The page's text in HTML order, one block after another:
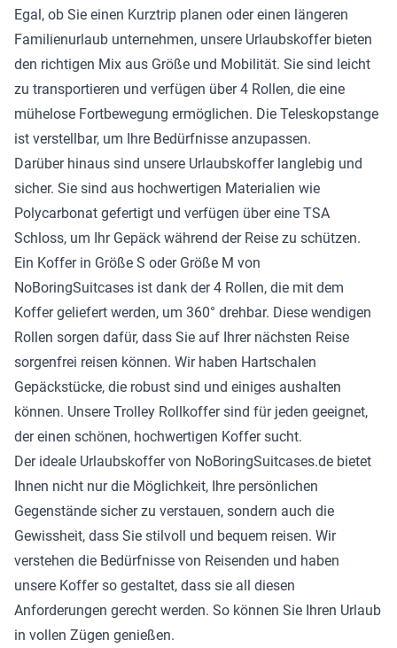
Egal, ob Sie einen Kurztrip planen oder einen längeren
Familienurlaub unternehmen, unsere Urlaubskoffer bieten
den richtigen Mix aus Größe und Mobilität. Sie sind leicht
zu transportieren und verfügen über 4 Rollen, die eine
mühelose Fortbewegung ermöglichen. Die Teleskopstange
ist verstellbar, um Ihre Bedürfnisse anzupassen.
Darüber hinaus sind unsere Urlaubskoffer langlebig und
sicher. Sie sind aus hochwertigen Materialien wie
Polycarbonat gefertigt und verfügen über eine TSA
Schloss, um Ihr Gepäck während der Reise zu schützen.
Ein Koffer in Größe S oder Größe M von
NoBoringSuitcases ist dank der 4 Rollen, die mit dem
Koffer geliefert werden, um 360° drehbar. Diese wendigen
Rollen sorgen dafür, dass Sie auf Ihrer nächsten Reise
sorgenfrei reisen können. Wir haben Hartschalen
Gepäckstücke, die robust sind und einiges aushalten
können. Unsere Trolley Rollkoffer sind für jeden geeignet,
der einen schönen, hochwertigen Koffer sucht.
Der ideale Urlaubskoffer von NoBoringSuitcases.de bietet
Ihnen nicht nur die Möglichkeit, Ihre persönlichen
Gegenstände sicher zu verstauen, sondern auch die
Gewissheit, dass Sie stilvoll und bequem reisen. Wir
verstehen die Bedürfnisse von Reisenden und haben
unsere Koffer so gestaltet, dass sie all diesen
Anforderungen gerecht werden. So können Sie Ihren Urlaub
in vollen Zügen genießen.